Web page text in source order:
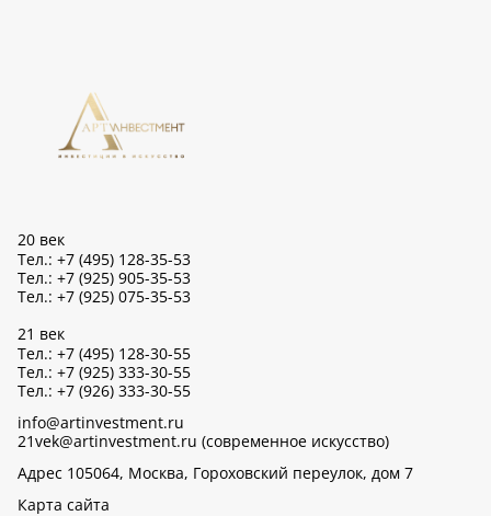
20 век
Тел.: +7 (495) 128-35-53
Тел.: +7 (925) 905-35-53
Тел.: +7 (925) 075-35-53
21 век
Тел.: +7 (495) 128-30-55
Тел.: +7 (925) 333-30-55
Тел.: +7 (926) 333-30-55
info@artinvestment.ru
21vek@artinvestment.ru (современное искусство)
Адрес 105064, Москва, Гороховский переулок, дом 7
Карта сайта